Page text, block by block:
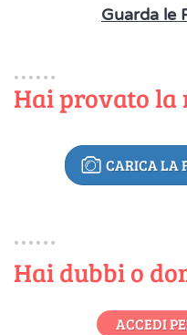
Guarda le
Hai provato la
CARICA LA
Hai dubbi o
ACCEDI